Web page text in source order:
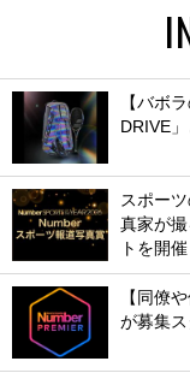
【バボ
DRIVE
スポー
真家が
トを開
【同僚
が募集ス